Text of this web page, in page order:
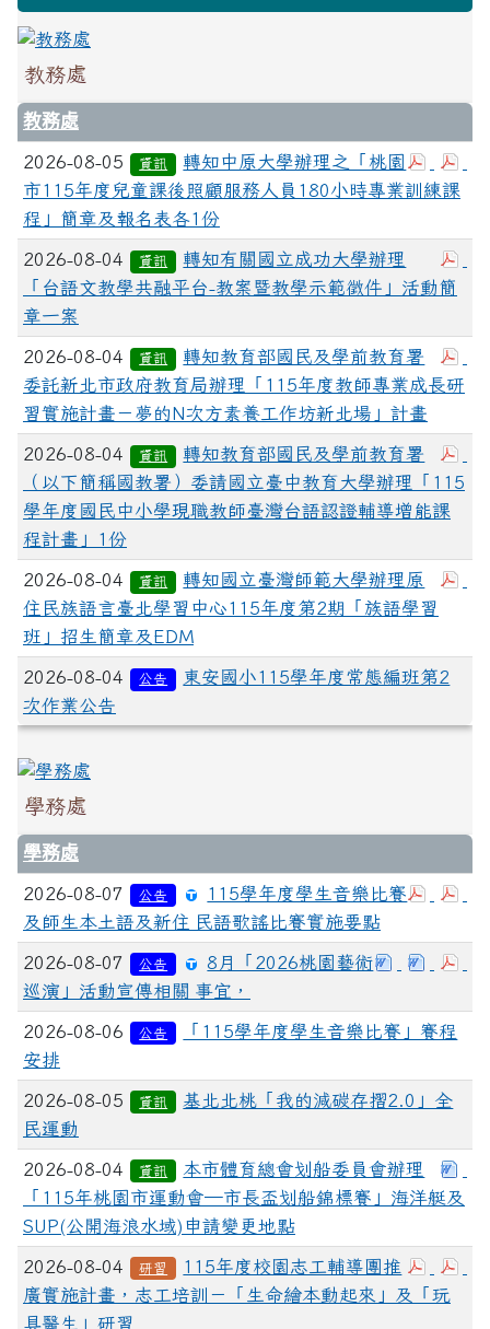
教務處
教務處
2026-08-05 資訊
轉知中原大學辦理之「桃園
市115年度兒童課後照顧服務人員180小時專業訓練課
程」簡章及報名表各1份
2026-08-04 資訊
轉知有關國立成功大學辦理
「台語文教學共融平台-教案暨教學示範徵件」活動簡
章一案
2026-08-04 資訊
轉知教育部國民及學前教育署
委託新北市政府教育局辦理「115年度教師專業成長研
習實施計畫－夢的N次方素養工作坊新北場」計畫
2026-08-04 資訊
轉知教育部國民及學前教育署
（以下簡稱國教署）委請國立臺中教育大學辦理「115
學年度國民中小學現職教師臺灣台語認證輔導增能課
程計畫」1份
2026-08-04 資訊
轉知國立臺灣師範大學辦理原
住民族語言臺北學習中心115年度第2期「族語學習
班」招生簡章及EDM
2026-08-04 公告
東安國小115學年度常態編班第2
次作業公告
學務處
學務處
2026-08-07 公告
115學年度學生音樂比賽
及師生本土語及新住 民語歌謠比賽實施要點
2026-08-07 公告
8月「2026桃園藝術
巡演」活動宣傳相關 事宜，
2026-08-06 公告
「115學年度學生音樂比賽」賽程
安排
2026-08-05 資訊
基北北桃「我的減碳存摺2.0」全
民運動
2026-08-04 資訊
本市體育總會划船委員會辦理
「115年桃園市運動會─市長盃划船錦標賽」海洋艇及
SUP(公開海浪水域)申請變更地點
2026-08-04 研習
115年度校園志工輔導團推
廣實施計畫，志工培訓－「生命繪本動起來」及「玩
具醫生」研習